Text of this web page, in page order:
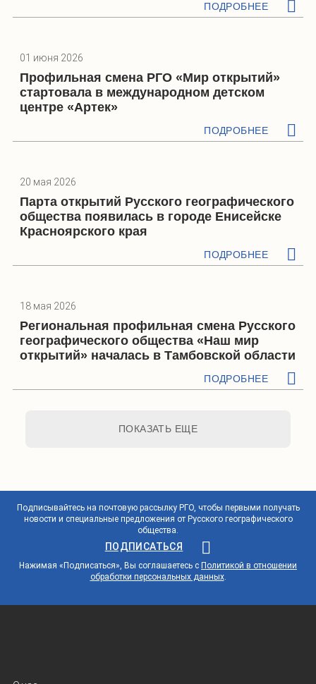
ПОДРОБНЕЕ
01 июня 2026
Профильная смена РГО «Мир открытий»
стартовала в международном детском
центре «Артек»
ПОДРОБНЕЕ
20 мая 2026
Парта открытий Русского географического
общества появилась в городе Енисейске
Красноярского края
ПОДРОБНЕЕ
18 мая 2026
Региональная профильная смена Русского
географического общества «Наш мир
открытий» началась в Тамбовской области
ПОДРОБНЕЕ
ПОКАЗАТЬ ЕЩЕ
Подписывайтесь на почтовую рассылку РГО, чтобы первыми получать
новости и специальные предложения от Русского географического
общества.
ПОДПИСАТЬСЯ
Нажимая «Подписаться», Вы соглашаетесь с Политикой в отношении
обработки персональных данных.